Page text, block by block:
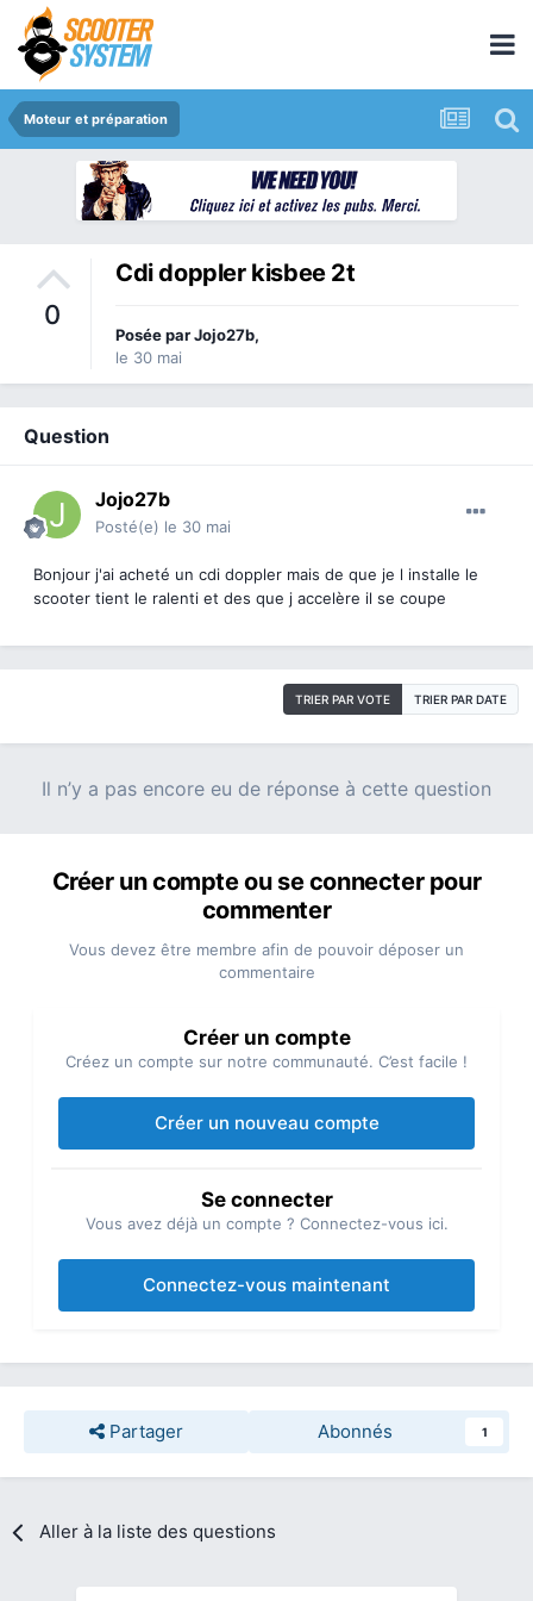
Moteur et préparation
0
Cdi doppler kisbee 2t
Posée parJojo27b,
le 30 mai
Question
Jojo27b
Posté(e) le 30 mai
Bonjour j'ai acheté un cdi doppler mais de que je l installe le
scooter tient le ralenti et des que j accelère il se coupe
TRIER PAR VOTE TRIER PAR DATE
Il n’y a pas encore eu de réponse à cette question
Créer un compte ou se connecter pour
commenter
Vous devez être membre afin de pouvoir déposer un
commentaire
Créer un compte
Créez un compte sur notre communauté. C’est facile !
Créer un nouveau compte
Se connecter
Vous avez déjà un compte ? Connectez-vous ici.
Connectez-vous maintenant
Partager Abonnés 1
Aller à la liste des questions